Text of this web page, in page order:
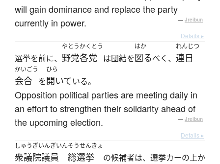
will gain dominance and replace the party
currently in power.
— Jreibun
Details ▸
選挙を前に、
やとう
野党
かくとう
各党 は団結を
はか
図るべく、
れんじつ
連日
かいごう
会合 を
ひら
開いている。
Opposition political parties are meeting daily in
an effort to strengthen their solidarity ahead of
the upcoming election.
— Jreibun
Details ▸
しゅうぎいんぎいん
衆議院議員
そうせんきょ
総選挙 の候補者は、選挙カーの上か